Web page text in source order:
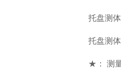
托盘测
托盘测
★： 测